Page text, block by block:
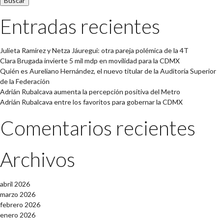
Entradas recientes
Julieta Ramírez y Netza Jáuregui: otra pareja polémica de la 4T
Clara Brugada invierte 5 mil mdp en movilidad para la CDMX
Quién es Aureliano Hernández, el nuevo titular de la Auditoría Superior
de la Federación
Adrián Rubalcava aumenta la percepción positiva del Metro
Adrián Rubalcava entre los favoritos para gobernar la CDMX
Comentarios recientes
Archivos
abril 2026
marzo 2026
febrero 2026
enero 2026